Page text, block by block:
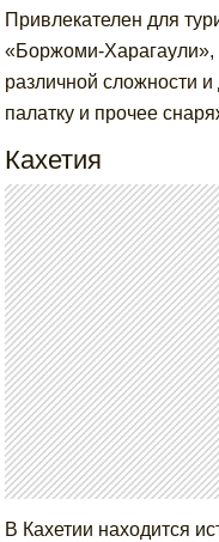
Привлекателен для
«Боржоми-
различной сложности
палатку и прочее
Кахетия
В Кахетии находится